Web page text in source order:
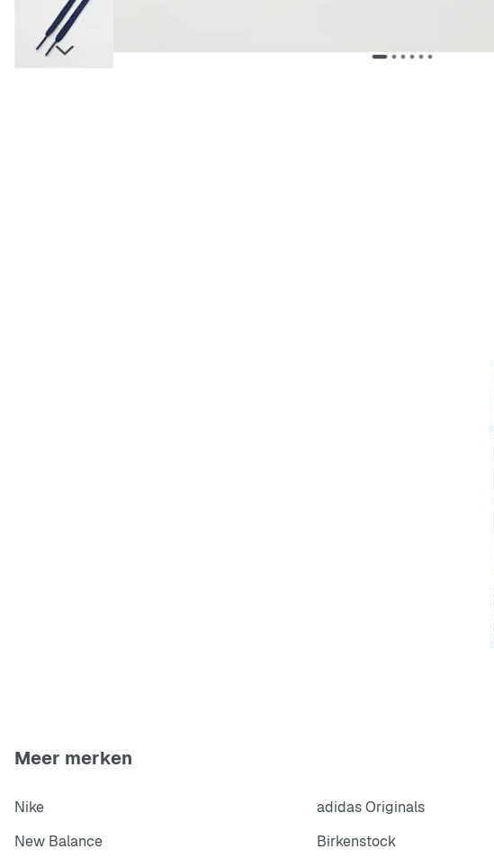
Meer merken
Nike adidas Originals
New Balance
Birkenstock